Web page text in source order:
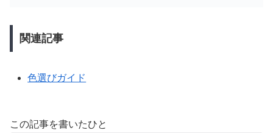
関連記事
色選びガイド
この記事を書いたひと